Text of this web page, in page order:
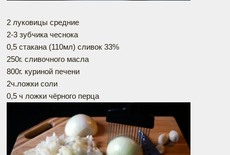
2 луковицы средние
2-3 зубчика чеснока
0,5 стакана (110мл) сливок 33%
250г. сливочного масла
800г. куриной печени
2ч.ложки соли
0,5 ч ложки чёрного перца